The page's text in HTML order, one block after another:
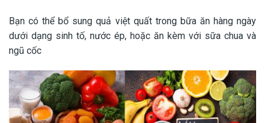
Bạn có thể bổ sung quả việt quất trong bữa ăn hàng ngày
dưới dạng sinh tố, nước ép, hoặc ăn kèm với sữa chua và
ngũ cốc